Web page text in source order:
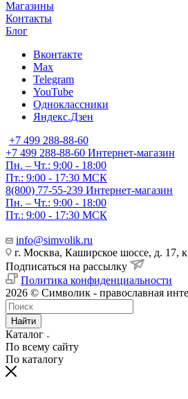
Магазины
Контакты
Блог
Вконтакте
Max
Telegram
YouTube
Одноклассники
Яндекс.Дзен
+7 499 288-88-60
+7 499 288-88-60 Интернет-магазин
Пн. – Чт.: 9:00 - 18:00
Пт.: 9:00 - 17:30 МСК
8(800) 77-55-239 Интернет-магазин
Пн. – Чт.: 9:00 - 18:00
Пт.: 9:00 - 17:30 МСК
info@simvolik.ru
г. Москва, Каширское шоссе, д. 17,
Подписаться на рассылку
Политика конфиденциальности
2026 © Символик - православная
Найти
Каталог
По всему сайту
По каталогу